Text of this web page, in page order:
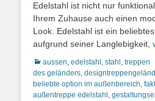
Edelstahl ist nicht nur
Ihrem Zuhause auch einen
Look. Edelstahl ist ein
aufgrund seiner Langlebigkeit,
Kategorien
aussen, edelstahl , stahl , treppen
des geländers,
beliebte option im außenbereich,
außentreppe edelstahl ,